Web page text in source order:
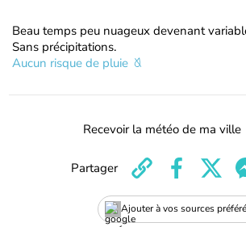
Beau temps peu nuageux devenant
Sans précipitations.
Aucun risque de pluie
Recevoir la météo de ma ville
Ajouter à vos sources
Partager